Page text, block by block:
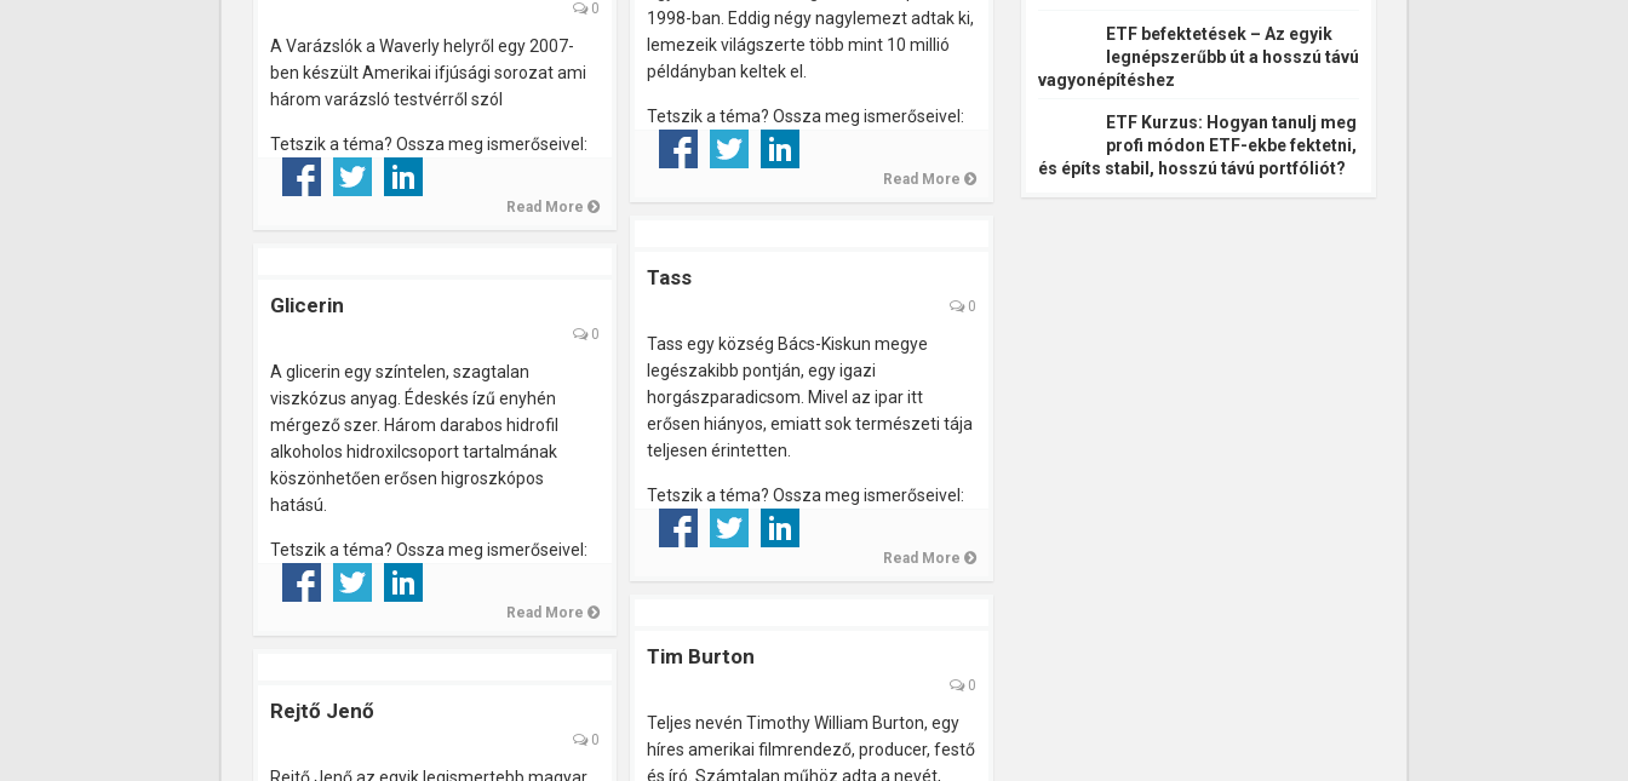
1998-ban. Eddig négy nagylemezt adtak ki,
lemezeik világszerte több mint 10 millió
példányban keltek el.
Tetszik a téma? Ossza meg ismerőseivel:
Read More
0
A Varázslók a Waverly helyről egy 2007-
ben készült Amerikai ifjúsági sorozat ami
három varázsló testvérről szól
Tetszik a téma? Ossza meg ismerőseivel:
Read More
Tass
0
Tass egy község Bács-Kiskun megye
legészakibb pontján, egy igazi
horgászparadicsom. Mivel az ipar itt
erősen hiányos, emiatt sok természeti tája
teljesen érintetten.
Tetszik a téma? Ossza meg ismerőseivel:
Read More
Glicerin
0
A glicerin egy színtelen, szagtalan
viszkózus anyag. Édeskés ízű enyhén
mérgező szer. Három darabos hidrofil
alkoholos hidroxilcsoport tartalmának
köszönhetően erősen higroszkópos
hatású.
Tetszik a téma? Ossza meg ismerőseivel:
Read More
Tim Burton
0
Teljes nevén Timothy William Burton, egy
híres amerikai filmrendező, producer, festő
és író. Számtalan műhöz adta a nevét,
Rejtő Jenő
0
ETF befektetések – Az egyik
legnépszerűbb út a hosszú távú
vagyonépítéshez
ETF Kurzus: Hogyan tanulj meg
profi módon ETF-ekbe fektetni,
és építs stabil, hosszú távú portfóliót?